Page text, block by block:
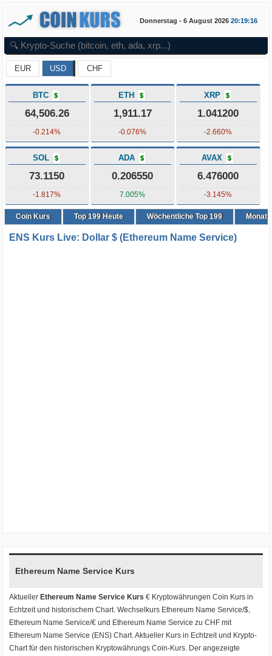
Donnerstag - 6 August 2026 20:19:17
EUR USD CHF
BTC $
64,506.26
-0.214%
ETH $
1,911.17
-0.076%
XRP $
1.041200
-2.660%
SOL $
73.1150
-1.817%
ADA $
0.206550
7.005%
AVAX $
6.476000
-3.145%
Coin Kurs Top199Heute Wöchentliche Top 199
ENS Kurs Live: Dollar $ (Ethereum Name Service)
Ethereum Name Service Kurs
Aktueller Ethereum Name Service Kurs € Kryptowährungen Coin Kurs in
Echtzeit und historischem Chart. Wechselkurs Ethereum Name Service/$,
Ethereum Name Service/€ und Ethereum Name Service zu CHF mit
Ethereum Name Service (ENS) Chart. Aktueller Kurs in Echtzeit und Krypto-
Chart für den historischen Kryptowährungs Coin-Kurs. Der angezeigte